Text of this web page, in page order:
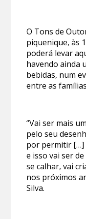
O Tons de
piquenique, às
poderá levar
havendo ainda
bebidas, num
entre as
“Vai ser mais
pelo seu
por permitir […]
e isso vai ser
se calhar, vai
nos próximos
Silva.